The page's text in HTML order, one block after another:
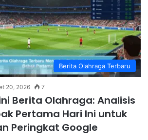
Berita Olahraga Terbaru
20, 2026 7
Berita Olahraga: Analisis
Pertama Hari Ini untuk
Peringkat Google